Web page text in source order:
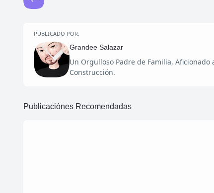
PUBLICADO POR:
Grandee Salazar
Un Orgulloso Padre de Familia,
Construcción.
Publicaciónes Recomendadas